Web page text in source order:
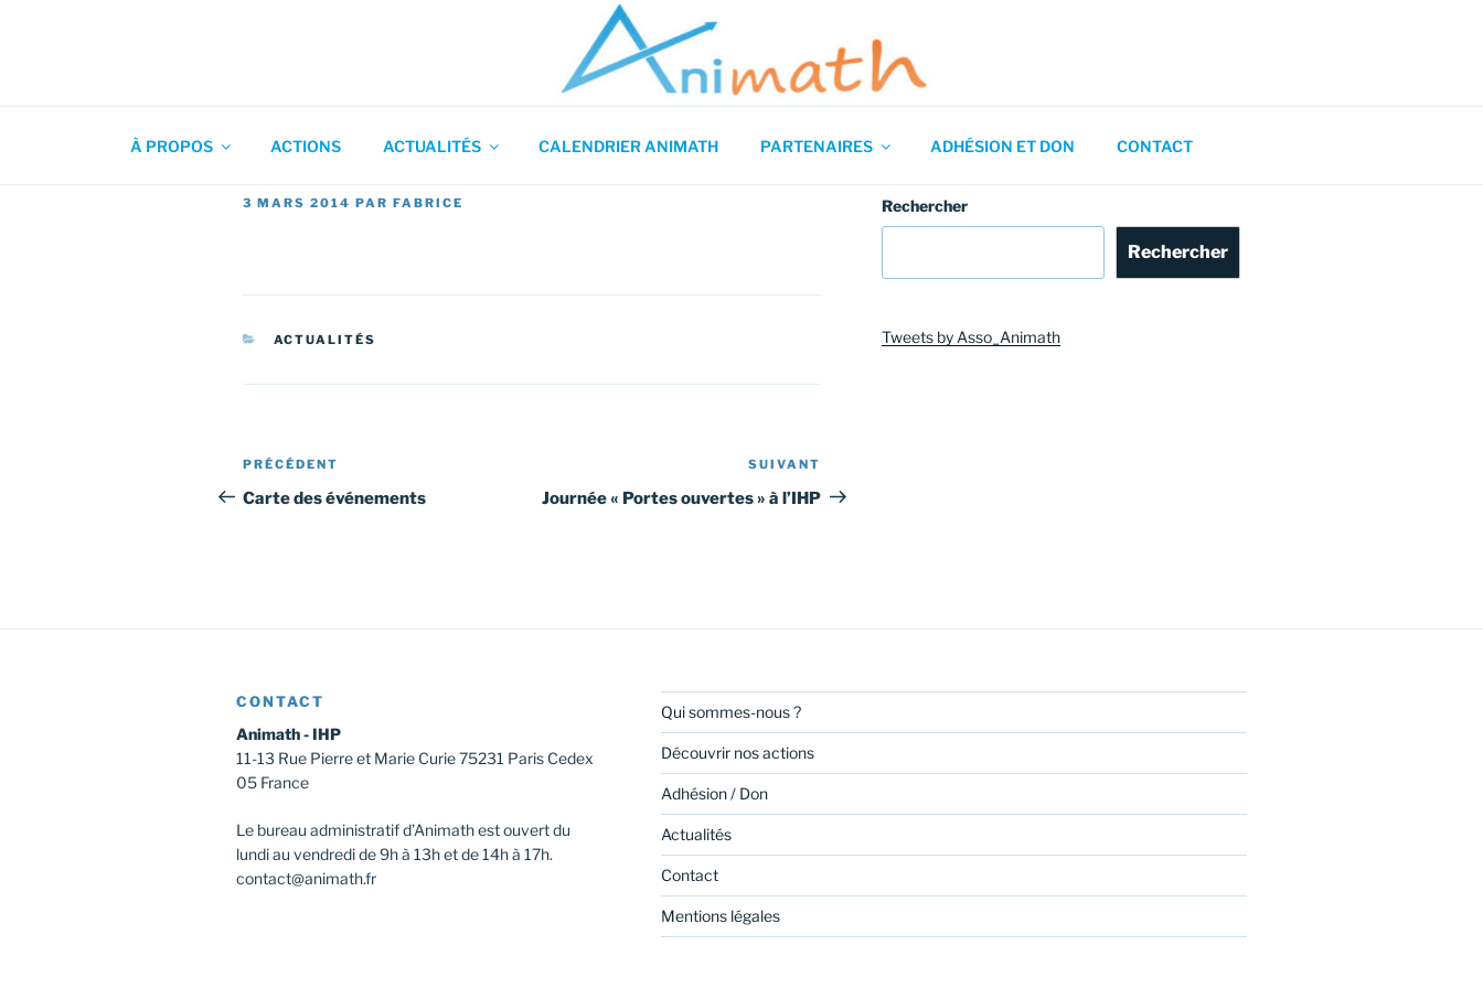
Association pour l'Animation en Mathématiques
À PROPOS ACTIONS ACTUALITÉS CALENDRIER ANIMATH PARTENAIRES ADHÉSION ET DON CONTACT
PUBLIÉ
3 MARS 2014 PAR FABRICE
CATÉGORIES
ACTUALITÉS
Navigation
de
Article
précédent
PRÉCÉDENT
Carte des événements
suivant
SUIVANT
Journée « Portes ouvertes » à l’IHP
Rechercher
Rechercher
Tweets by Asso_Animath
CONTACT
Animath - IHP
11-13 Rue Pierre et Marie Curie 75231 Paris Cedex
05 France
Le bureau administratif d’Animath est ouvert du
lundi au vendredi de 9h à 13h et de 14h à 17h.
contact@animath.fr
Qui sommes-nous ?
Découvrir nos actions
Adhésion / Don
Actualités
Contact
Mentions légales